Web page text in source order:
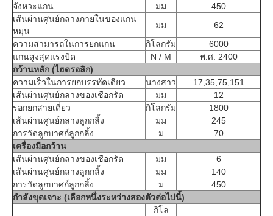
จังหวะแกน
มม
450
เส้นผ่านศูนย์กลางภายในของแกน
หมุน
มม
62
ความสามารถในการยกแกน
กิโลกรัม
6000
แกนสูงสุดแรงบิด
N / M
พ.ศ. 2400
กว้านหลัก (ไฮดรอลิก)
ความเร็วในการยกบรรทัดเดียว
นางสาว
17,35,75,151
เส้นผ่านศูนย์กลางของเชือกรัด
มม
12
รอกยกสายเดี่ยว
กิโลกรัม
1800
เส้นผ่านศูนย์กลางลูกกลิ้ง
มม
245
การวัดลูกบาศก์ลูกกลิ้ง
ม
70
เครื่องมือกว้าน
เส้นผ่านศูนย์กลางของเชือกรัด
มม
6
เส้นผ่านศูนย์กลางลูกกลิ้ง
มม
140
การวัดลูกบาศก์ลูกกลิ้ง
ม
450
กำลังขุดเจาะ (เลือกหนึ่งระหว่างสองตัวต่อไปนี้)
กิโล